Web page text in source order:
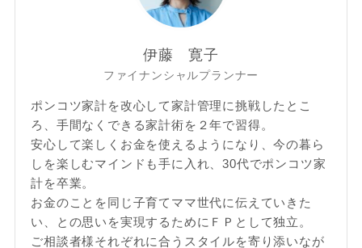
伊藤 寛子
ファイナンシャルプランナー
ポンコツ家計を改心して家計管理に挑戦したとこ
ろ、手間なくできる家計術を２年で習得。
安心して楽しくお金を使えるようになり、今の暮ら
しを楽しむマインドも手に入れ、30代でポンコツ家
計を卒業。
お金のことを同じ子育てママ世代に伝えていきた
い、との思いを実現するためにＦＰとして独立。
ご相談者様それぞれに合うスタイルを寄り添いなが